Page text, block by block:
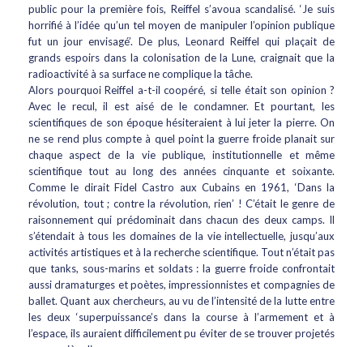
public pour la première fois, Reiffel s’avoua scandalisé. ‘Je suis
horrifié à l’idée qu’un tel moyen de manipuler l’opinion publique
fut un jour envisagé’. De plus, Leonard Reiffel qui plaçait de
grands espoirs dans la colonisation de la Lune, craignait que la
radioactivité à sa surface ne complique la tâche.
Alors pourquoi Reiffel a-t-il coopéré, si telle était son opinion ?
Avec le recul, il est aisé de le condamner. Et pourtant, les
scientifiques de son époque hésiteraient à lui jeter la pierre. On
ne se rend plus compte à quel point la guerre froide planait sur
chaque aspect de la vie publique, institutionnelle et même
scientifique tout au long des années cinquante et soixante.
Comme le dirait Fidel Castro aux Cubains en 1961, ‘Dans la
révolution, tout ; contre la révolution, rien’ ! C’était le genre de
raisonnement qui prédominait dans chacun des deux camps. Il
s’étendait à tous les domaines de la vie intellectuelle, jusqu’aux
activités artistiques et à la recherche scientifique. Tout n’était pas
que tanks, sous-marins et soldats : la guerre froide confrontait
aussi dramaturges et poètes, impressionnistes et compagnies de
ballet. Quant aux chercheurs, au vu de l’intensité de la lutte entre
les deux ‘superpuissance’s dans la course à l’armement et à
l’espace, ils auraient difficilement pu éviter de se trouver projetés